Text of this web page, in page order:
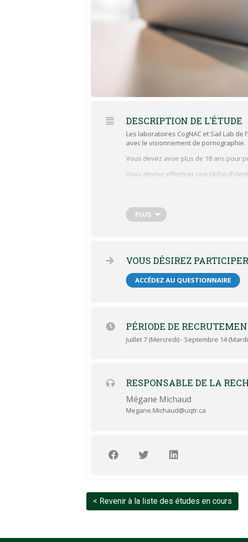
DESCRIPTION DE L'ÉTUDE
Les laboratoires CogNAC et Sail Lab
avec le visionnement de pornographie.
Vous devez avoir plus de 18 ans pour
Vous devrez effectuer une tâche
L’étude est complètement
Trois tirages d’un virement Interac
PLUS
VOUS DÉSIREZ
ACCÉDEZ AU QUESTIONNAIRE
PÉRIODE DE
Juillet 7 (Mercredi) - Septembre 14
RESPONSABLE DE LA
Mégane Michaud
Megane.Michaud@uqtr.ca
< Revenir à la liste des études en cours